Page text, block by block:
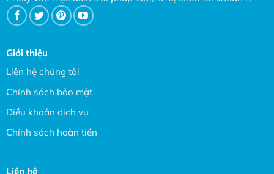
Giới thiệu
Liên hệ chúng tôi
Chính sách bảo mật
Điều khoản dịch vụ
Chính sách hoàn tiền
Liên hệ